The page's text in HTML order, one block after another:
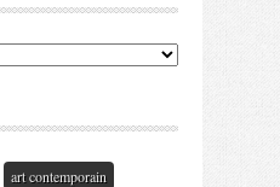
Archives
art contemporain